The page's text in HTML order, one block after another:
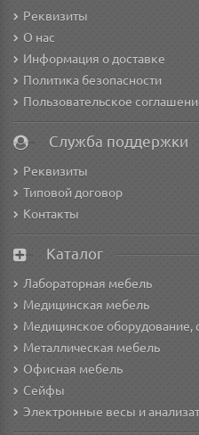
Реквизиты
О нас
Информация о доставке
Политика безопасности
Пользовательское
Служба поддержки
Реквизиты
Типовой договор
Контакты
Каталог
Лабораторная мебель
Медицинская мебель
Медицинское оборудование,
Металлическая мебель
Офисная мебель
Сейфы
Электронные весы и